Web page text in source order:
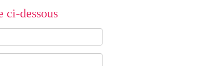
ci-dessous